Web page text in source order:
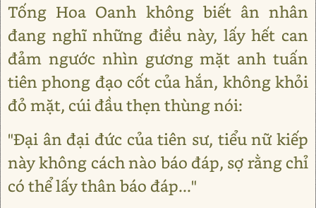
Tống Hoa Oanh không biết ân nhân
đang nghĩ những điều này, lấy hết can
đảm ngước nhìn gương mặt anh tuấn
tiên phong đạo cốt của hắn, không khỏi
đỏ mặt, cúi đầu thẹn thùng nói:
"Đại ân đại đức của tiên sư, tiểu nữ kiếp
này không cách nào báo đáp, sợ rằng chỉ
có thể lấy thân báo đáp..."